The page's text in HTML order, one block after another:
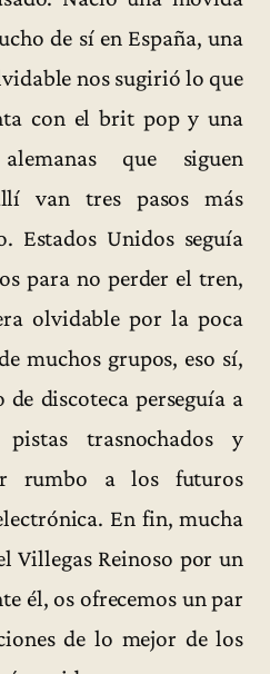
de sí en España, una
nos sugirió lo que
con el brit pop y una
que siguen
van tres pasos más
Estados Unidos seguía
para no perder el tren,
olvidable por la poca
muchos grupos, eso sí,
discoteca perseguía a
trasnochados y
rumbo a los futuros
En fin, mucha
Villegas Reinoso por un
él, os ofrecemos un par
de lo mejor de los